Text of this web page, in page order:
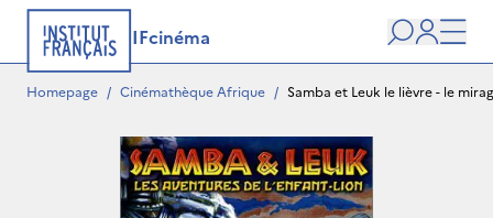
IFcinéma
Search
user
Homepage / Cinémathèque Afrique / Samba et Leuk le lièvre - le